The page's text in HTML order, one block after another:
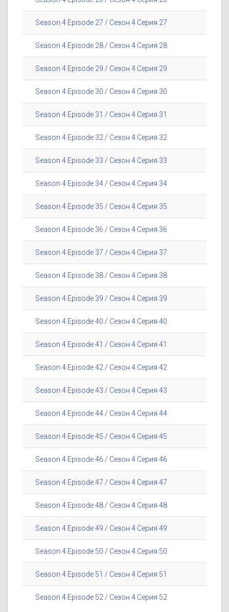
Season 4 Episode 27 / Сезон 4 Серия 27
Season 4 Episode 28 / Сезон 4 Серия 28
Season 4 Episode 29 / Сезон 4 Серия 29
Season 4 Episode 30 / Сезон 4 Серия 30
Season 4 Episode 31 / Сезон 4 Серия 31
Season 4 Episode 32 / Сезон 4 Серия 32
Season 4 Episode 33 / Сезон 4 Серия 33
Season 4 Episode 34 / Сезон 4 Серия 34
Season 4 Episode 35 / Сезон 4 Серия 35
Season 4 Episode 36 / Сезон 4 Серия 36
Season 4 Episode 37 / Сезон 4 Серия 37
Season 4 Episode 38 / Сезон 4 Серия 38
Season 4 Episode 39 / Сезон 4 Серия 39
Season 4 Episode 40 / Сезон 4 Серия 40
Season 4 Episode 41 / Сезон 4 Серия 41
Season 4 Episode 42 / Сезон 4 Серия 42
Season 4 Episode 43 / Сезон 4 Серия 43
Season 4 Episode 44 / Сезон 4 Серия 44
Season 4 Episode 45 / Сезон 4 Серия 45
Season 4 Episode 46 / Сезон 4 Серия 46
Season 4 Episode 47 / Сезон 4 Серия 47
Season 4 Episode 48 / Сезон 4 Серия 48
Season 4 Episode 49 / Сезон 4 Серия 49
Season 4 Episode 50 / Сезон 4 Серия 50
Season 4 Episode 51 / Сезон 4 Серия 51
Season 4 Episode 52 / Сезон 4 Серия 52